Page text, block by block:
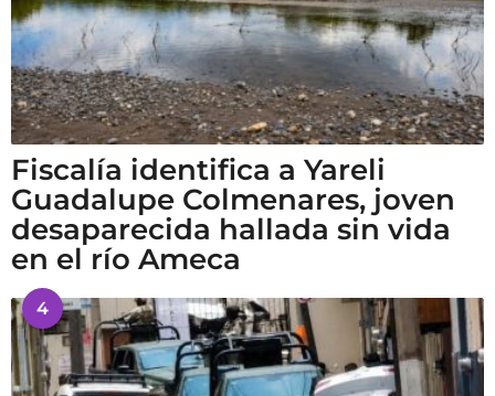
Fiscalía identifica a Yareli
Guadalupe Colmenares, joven
desaparecida hallada sin vida
en el río Ameca
4